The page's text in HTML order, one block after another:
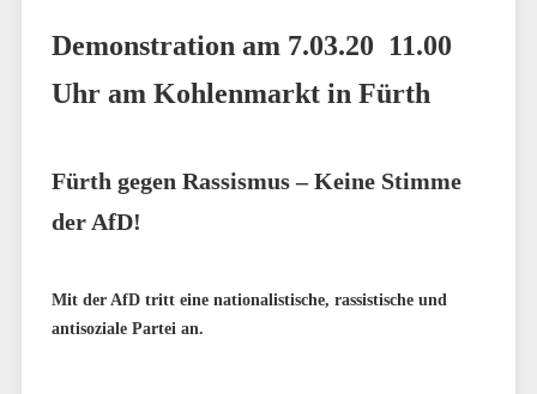
Demonstration am 7.03.20 11.00
Uhr am Kohlenmarkt in Fürth
Fürth gegen Rassismus – Keine Stimme
der AfD!
Mit der AfD tritt eine nationalistische, rassistische und
antisoziale Partei an.